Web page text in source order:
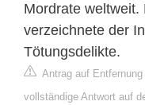
Mordrate
verzeichnete der
Tötungsdelikte.
Antrag auf
vollständige Antwort auf